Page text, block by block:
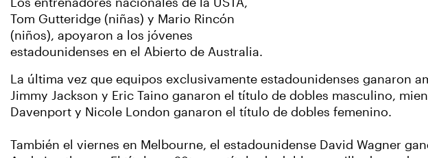
Los entrenadores nacionales de la USTA,
Tom Gutteridge (niñas) y Mario Rincón
(niños), apoyaron a los jóvenes
estadounidenses en el Abierto de Australia.
La última vez que equipos exclusivamente estadounidenses ganaron
Jimmy Jackson y Eric Taino ganaron el título de dobles masculino,
Davenport y Nicole London ganaron el título de dobles femenino.
También el viernes en Melbourne, el estadounidense David Wagner